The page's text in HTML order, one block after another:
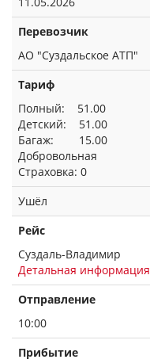
Перевозчик
АО "Суздальское АТП"
Тариф
Полный: 51.00
Детский: 51.00
Багаж: 15.00
Добровольная
Страховка: 0
Ушёл
Рейс
Суздаль-Владимир
Детальная информация
Отправление
10:00
Прибытие